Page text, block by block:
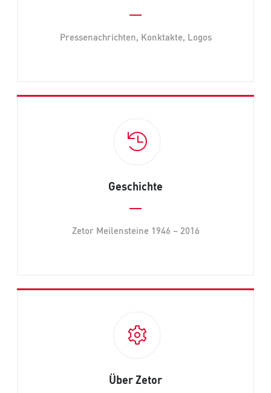
Pressenachrichten, Konktakte, Logos
Geschichte
Zetor Meilensteine 1946 – 2016
Über Zetor